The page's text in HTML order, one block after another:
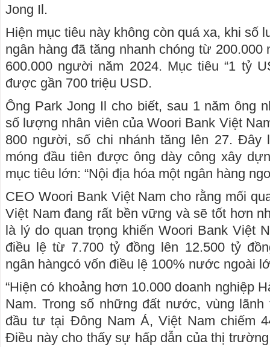
Jong Il.
Hiện mục tiêu này không còn quá xa, khi số
ngân hàng đã tăng nhanh chóng từ
600.000 người năm 2024. Mục tiêu “1 tỷ
được gần 700 triệu USD.
Ông Park Jong Il cho biết, sau 1 năm ông
số lượng nhân viên của Woori Bank Việt
800 người, số chi nhánh tăng lên 27. Đây
móng đầu tiên được ông dày công xây
mục tiêu lớn: “Nội địa hóa một ngân hàng
CEO Woori Bank Việt Nam cho rằng mối
Việt Nam đang rất bền vững và sẽ tốt hơn
là lý do quan trọng khiến Woori Bank Việt
điều lệ từ 7.700 tỷ đồng lên 12.500 tỷ
ngân hàngcó vốn điều lệ 100% nước ngoài
“Hiện có khoảng hơn 10.000 doanh nghiệp
Nam. Trong số những đất nước, vùng lãnh
đầu tư tại Đông Nam Á, Việt Nam chiếm
Điều này cho thấy sự hấp dẫn của thị